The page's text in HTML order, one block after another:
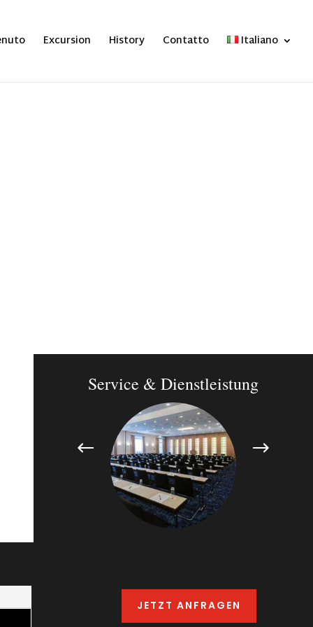
Excursion History Contatto Italiano
JETZT ANFRAGEN